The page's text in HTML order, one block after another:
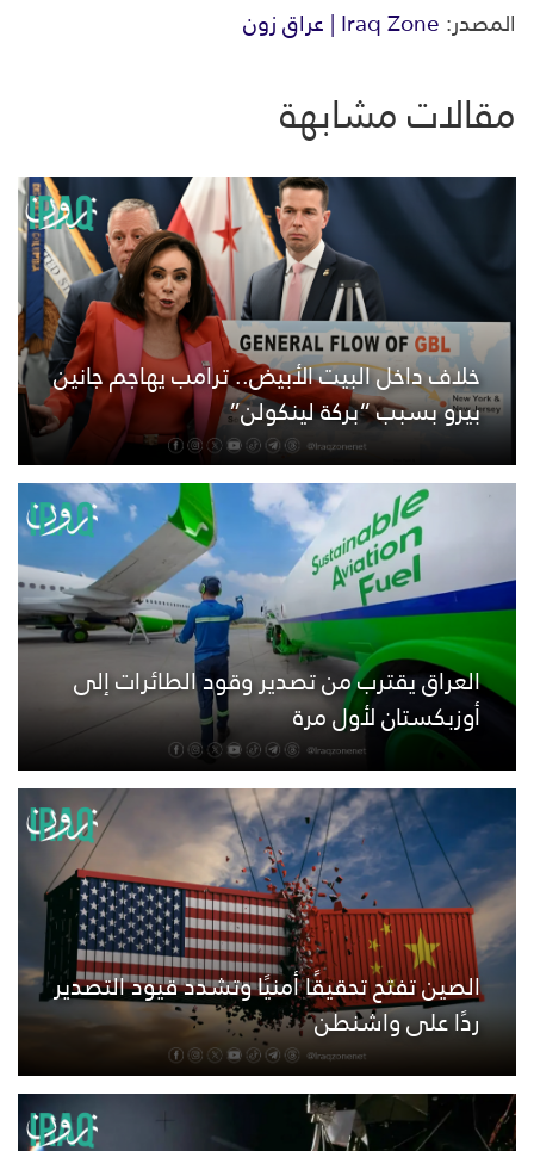
المصدر:Iraq Zone | عراق زون
مقالات مشابهة
خلاف داخل البيت الأبيض.. ترامب يهاجم جانين
بيرو بسبب “بركة لينكولن”
العراق يقترب من تصدير وقود الطائرات إلى
أوزبكستان لأول مرة
الصين تفتح تحقيقًا أمنيًا وتشدد قيود التصدير
ردًا على واشنطن